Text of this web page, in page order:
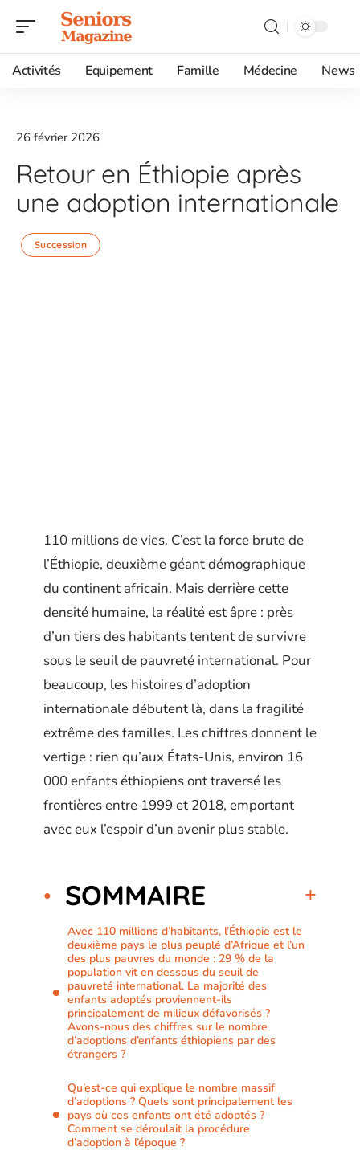
Activités Equipement Famille Médecine News
26 février 2026
Retour en Éthiopie après
une adoption internationale
Succession
110 millions de vies. C’est la force brute de
l’Éthiopie, deuxième géant démographique
du continent africain. Mais derrière cette
densité humaine, la réalité est âpre : près
d’un tiers des habitants tentent de survivre
sous le seuil de pauvreté international. Pour
beaucoup, les histoires d’adoption
internationale débutent là, dans la fragilité
extrême des familles. Les chiffres donnent le
vertige : rien qu’aux États-Unis, environ 16
000 enfants éthiopiens ont traversé les
frontières entre 1999 et 2018, emportant
avec eux l’espoir d’un avenir plus stable.
SOMMAIRE
Avec 110 millions d’habitants, l’Éthiopie est le
deuxième pays le plus peuplé d’Afrique et l’un
des plus pauvres du monde : 29 % de la
population vit en dessous du seuil de
pauvreté international. La majorité des
enfants adoptés proviennent-ils
principalement de milieux défavorisés ?
Avons-nous des chiffres sur le nombre
d’adoptions d’enfants éthiopiens par des
étrangers ?
Qu’est-ce qui explique le nombre massif
d’adoptions ? Quels sont principalement les
pays où ces enfants ont été adoptés ?
Comment se déroulait la procédure
d’adoption à l’époque ?